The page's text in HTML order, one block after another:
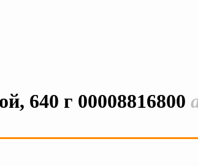
640 г 00008816800